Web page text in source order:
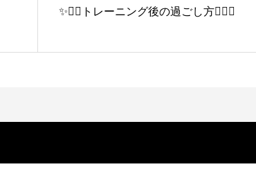
✨🏋️‍♀️トレーニング後の過ごし方🏋️‍♀️✨